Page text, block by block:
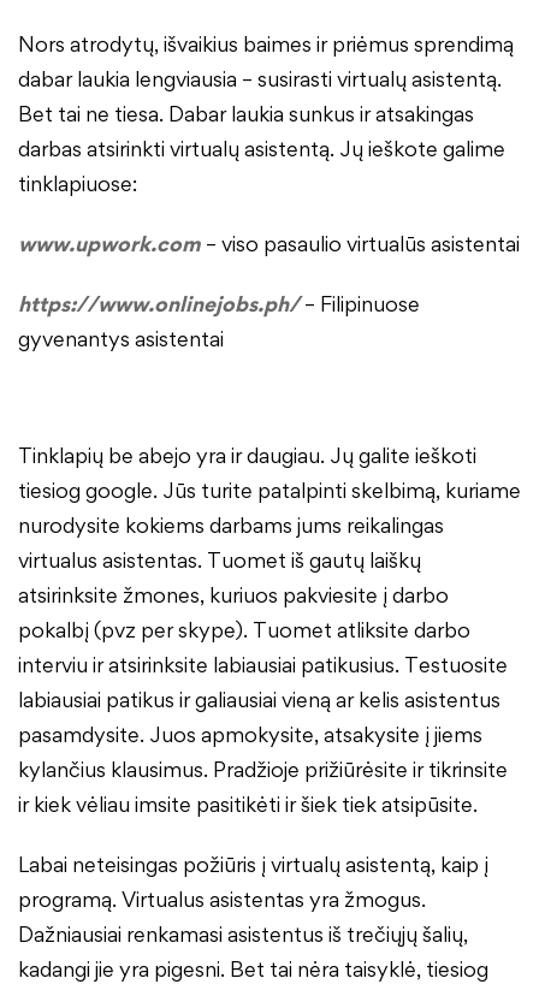
Nors atrodytų, išvaikius baimes ir priėmus sprendimą
dabar laukia lengviausia – susirasti virtualų asistentą.
Bet tai ne tiesa. Dabar laukia sunkus ir atsakingas
darbas atsirinkti virtualų asistentą. Jų ieškote galime
tinklapiuose:
www.upwork.com – viso pasaulio virtualūs asistentai
https://www.onlinejobs.ph/– Filipinuose
gyvenantys asistentai
Tinklapių be abejo yra ir daugiau. Jų galite ieškoti
tiesiog google. Jūs turite patalpinti skelbimą, kuriame
nurodysite kokiems darbams jums reikalingas
virtualus asistentas. Tuomet iš gautų laiškų
atsirinksite žmones, kuriuos pakviesite į darbo
pokalbį (pvz per skype). Tuomet atliksite darbo
interviu ir atsirinksite labiausiai patikusius. Testuosite
labiausiai patikus ir galiausiai vieną ar kelis asistentus
pasamdysite. Juos apmokysite, atsakysite į jiems
kylančius klausimus. Pradžioje prižiūrėsite ir tikrinsite
ir kiek vėliau imsite pasitikėti ir šiek tiek atsipūsite.
Labai neteisingas požiūris į virtualų asistentą, kaip į
programą. Virtualus asistentas yra žmogus.
Dažniausiai renkamasi asistentus iš trečiųjų šalių,
kadangi jie yra pigesni. Bet tai nėra taisyklė, tiesiog